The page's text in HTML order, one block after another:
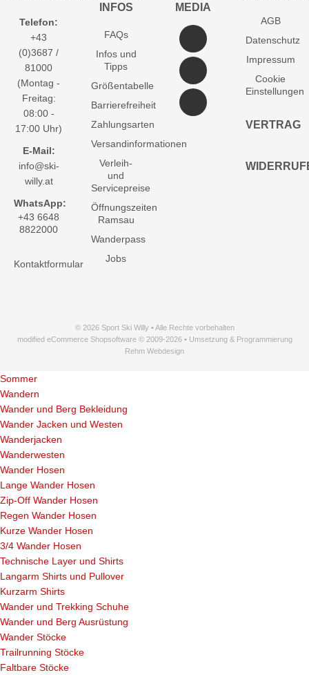
Telefon:
+43
(0)3687 /
81000
(Montag -
Freitag:
08:00 -
17:00 Uhr)
E-Mail:
info@ski-
willy.at
WhatsApp:
+43 6648
8822000
Kontaktformular
INFOS
FAQs
Infos und
Tipps
Größentabelle
Barrierefreiheit
Zahlungsarten
Versandinformationen
Verleih-
und
Servicepreise
Öffnungszeiten
Ramsau
Wanderpass
Jobs
MEDIA
AGB
Datenschutz
Impressum
Cookie
Einstellungen
VERTRAG
© 2026 Sport Ski Willy • Alle Rechte vorbehalten
modified eCommerce Shopsoftware © 2009-2026 • Umsetzung & Programmierung
Rehm Webdesign
Sommer
Wandern
Wander und Berg Bekleidung
Wander Jacken und Westen
Wanderjacken
Wanderwesten
Wander Hosen
Lange Wander Hosen
Zip-Off Wander Hosen
Regen Wander Hosen
Kurze Wander Hosen
3/4 Wander Hosen
Technische Layer und Shirts
Langarm Shirts und Pullover
Kurzarm Shirts
Wander und Trekking Schuhe
Wander und Berg Ausrüstung
Wander Stöcke
Trailrunning Stöcke
Faltbare Stöcke